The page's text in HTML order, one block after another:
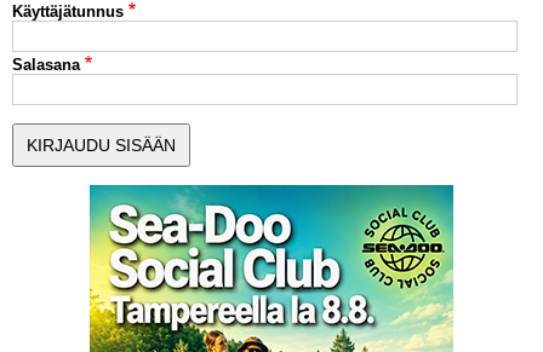
LUE DIGILEHDET
ASIAKASPALVELU JA
OHJEET
MEDIATIEDOT
Käyttäjätunnus
Salasana